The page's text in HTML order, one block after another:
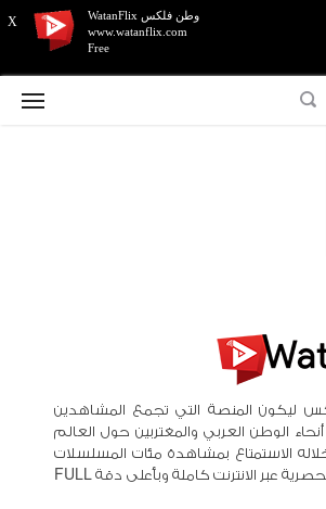
X
وطن فلكس WatanFlix
www.watanflix.com
Free
ليكون المنصة التي تجمع المشاهدين
الوطن العربي والمغتربين حول العالم
الاستمتاع بمشاهدة مئات المسلسلات
والأعمال العربية الحصرية عبر الانترنت كاملة وبأعلى دقة FULL